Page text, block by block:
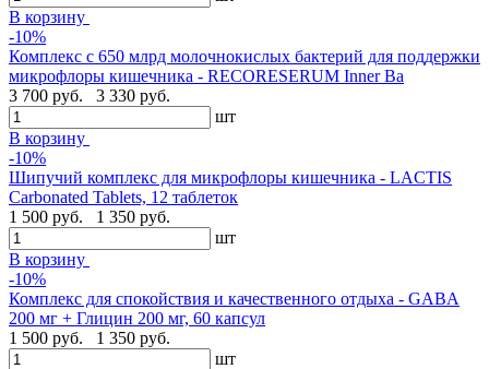
В корзину
-10%
Комплекс с 650 млрд молочнокислых бактерий для поддержки
микрофлоры кишечника - RECORESERUM Inner Ba
3 700 руб.
3 330 руб.
шт
В корзину
-10%
Шипучий комплекс для микрофлоры кишечника - LACTIS
Carbonated Tablets, 12 таблеток
1 500 руб.
1 350 руб.
шт
В корзину
-10%
Комплекс для спокойствия и качественного отдыха - GABA
200 мг + Глицин 200 мг, 60 капсул
1 500 руб.
1 350 руб.
шт